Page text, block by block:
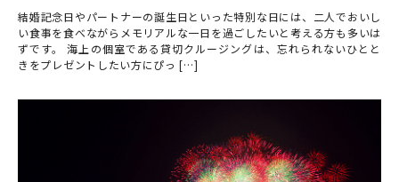
結婚記念日やパートナーの誕生日といった特別な日には、二人でおいし
い食事を食べながらメモリアルな一日を過ごしたいと考える方も多いは
ずです。 海上の個室である貸切クルージングは、忘れられないひとと
きをプレゼントしたい方にぴっ […]